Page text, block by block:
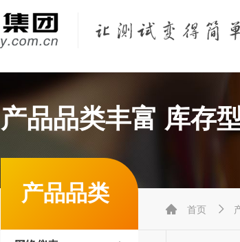
产品品类丰富 库存
 首页 
产品品类